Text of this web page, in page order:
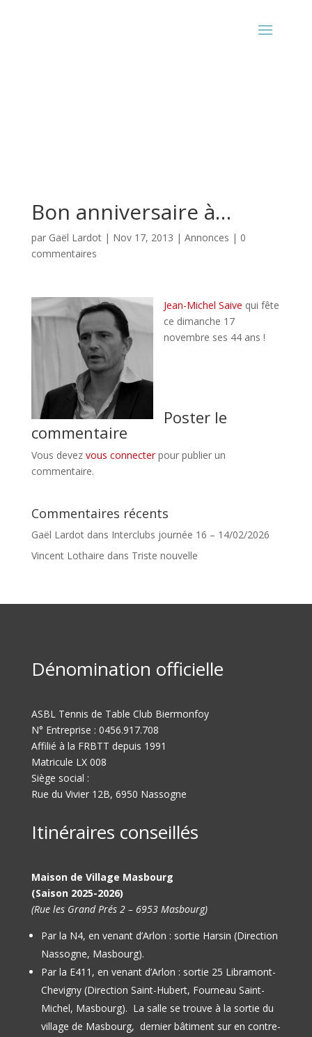
Bon anniversaire à…
par Gaël Lardot| Nov 17, 2013 | Annonces | 0
commentaires
Jean-Michel Saive qui fête
ce dimanche 17
novembre ses 44 ans !
Poster le
commentaire
Vous devez vous connecterpour publier un
commentaire.
Commentaires récents
Gaël Lardotdans Interclubs journée 16 – 14/02/2026
Vincent Lothaire dans Triste nouvelle
Dénomination officielle
ASBL Tennis de Table Club Biermonfoy
N° Entreprise : 0456.917.708
Affilié à la FRBTT depuis 1991
Matricule LX 008
Siège social :
Rue du Vivier 12B, 6950 Nassogne
Itinéraires conseillés
Maison de Village Masbourg
(Saison 2025-2026)
(Rue les Grand Prés 2 – 6953 Masbourg)
Par la N4, en venant d’Arlon : sortie Harsin (Direction
Nassogne, Masbourg).
Par la E411, en venant d’Arlon : sortie 25 Libramont-
Chevigny (Direction Saint-Hubert, Fourneau Saint-
Michel, Masbourg). La salle se trouve à la sortie du
village de Masbourg, dernier bâtiment sur en contre-